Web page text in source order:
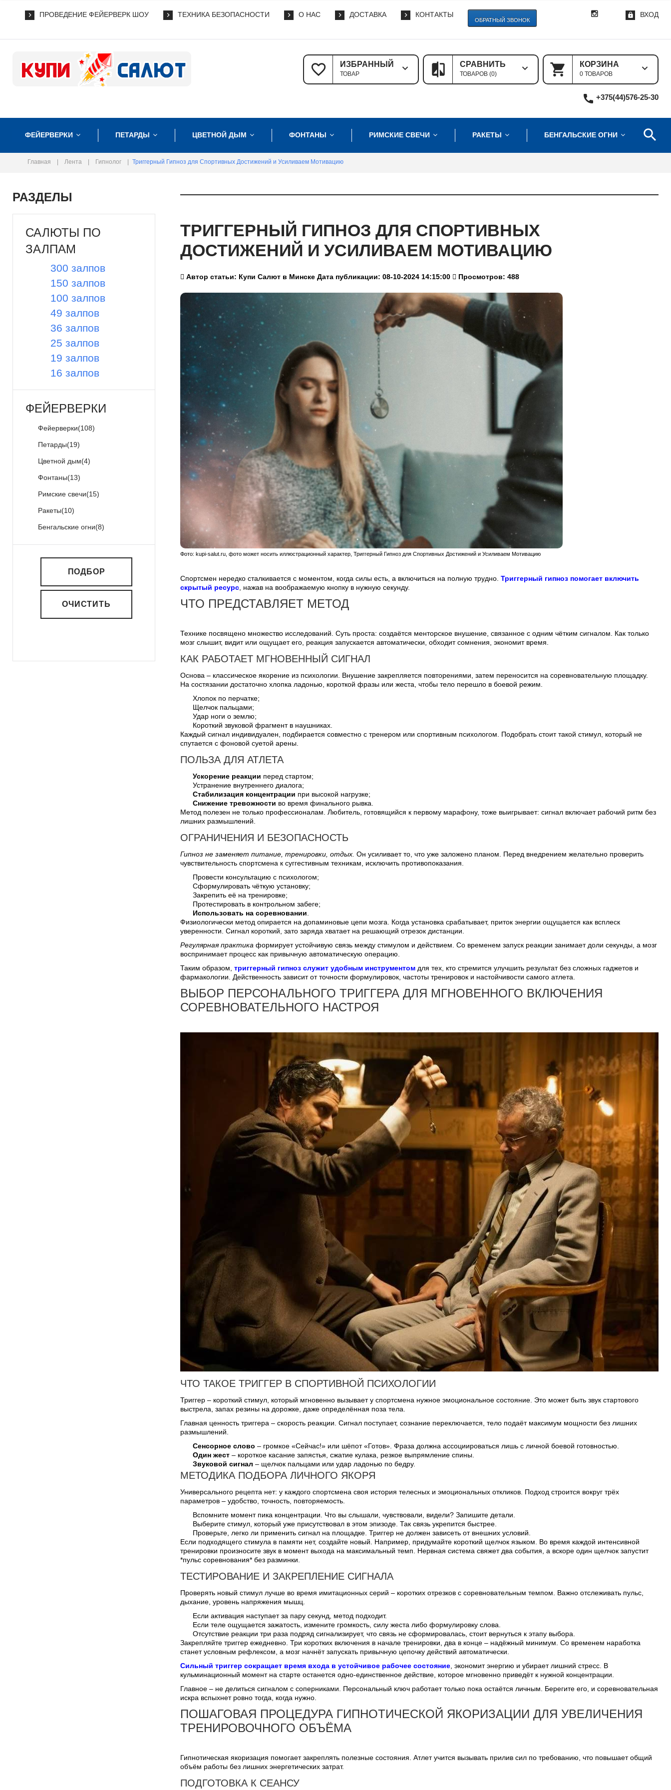
ПРОВЕДЕНИЕ ФЕЙЕРВЕРК ШОУ ТЕХНИКА БЕЗОПАСНОСТИ О НАС ДОСТАВКА КОНТАКТЫ ВХОД
ОБРАТНЫЙ ЗВОНОК
КОРЗИНА
0 ТОВАРОВ
СРАВНИТЬ
ТОВАРОВ (0)
ИЗБРАННЫЙ
ТОВАР
+375(44)576-25-30
ФЕЙЕРВЕРКИ ПЕТАРДЫ ЦВЕТНОЙ ДЫМ ФОНТАНЫ РИМСКИЕ СВЕЧИ РАКЕТЫ БЕНГАЛЬСКИЕ ОГНИ
Главная Лента Гипнолог Триггерный Гипноз для Спортивных Достижений и Усиливаем Мотивацию
ТРИГГЕРНЫЙ ГИПНОЗ ДЛЯ СПОРТИВНЫХ
ДОСТИЖЕНИЙ И УСИЛИВАЕМ МОТИВАЦИЮ
Автор статьи: Купи Салют в Минске Дата публикации: 08-10-2024 14:15:00 Просмотров: 488
Фото: kupi-salut.ru, фото может носить иллюстрационный характер, Триггерный Гипноз для Спортивных Достижений и Усиливаем Мотивацию
Спортсмен нередко сталкивается с моментом, когда силы есть, а включиться на полную трудно. Триггерный гипноз помогает включить
скрытый ресурс , нажав на воображаемую кнопку в нужную секунду.
ЧТО ПРЕДСТАВЛЯЕТ МЕТОД
Технике посвящено множество исследований. Суть проста: создаётся менторское внушение, связанное с одним чётким сигналом. Как только
мозг слышит, видит или ощущает его, реакция запускается автоматически, обходит сомнения, экономит время.
КАК РАБОТАЕТ МГНОВЕННЫЙ СИГНАЛ
Основа – классическое якорение из психологии. Внушение закрепляется повторениями, затем переносится на соревновательную площадку.
На состязании достаточно хлопка ладонью, короткой фразы или жеста, чтобы тело перешло в боевой режим.
Хлопок по перчатке;
Щелчок пальцами;
Удар ноги о землю;
Короткий звуковой фрагмент в наушниках.
Каждый сигнал индивидуален, подбирается совместно с тренером или спортивным психологом. Подобрать стоит такой стимул, который не
спутается с фоновой суетой арены.
ПОЛЬЗА ДЛЯ АТЛЕТА
Ускорение реакции перед стартом;
Устранение внутреннего диалога;
Стабилизация концентрации при высокой нагрузке;
Снижение тревожности во время финального рывка.
Метод полезен не только профессионалам. Любитель, готовящийся к первому марафону, тоже выигрывает: сигнал включает рабочий ритм без
лишних размышлений.
ОГРАНИЧЕНИЯ И БЕЗОПАСНОСТЬ
Гипноз не заменяет питание, тренировки, отдых. Он усиливает то, что уже заложено планом. Перед внедрением желательно проверить
чувствительность спортсмена к суггестивным техникам, исключить противопоказания.
Провести консультацию с психологом;
Сформулировать чёткую установку;
Закрепить её на тренировке;
Протестировать в контрольном забеге;
Использовать на соревновании
Физиологически метод опирается на допаминовые цепи мозга. Когда установка срабатывает, приток энергии ощущается как всплеск
уверенности. Сигнал короткий, зато заряда хватает на решающий отрезок дистанции.
Регулярная практика формирует устойчивую связь между стимулом и действием. Со временем запуск реакции занимает доли секунды, а мозг
воспринимает процесс как привычную автоматическую операцию.
Таким образом, триггерный гипноз служит удобным инструментом для тех, кто стремится улучшить результат без сложных гаджетов и
фармакологии. Действенность зависит от точности формулировок, частоты тренировок и настойчивости самого атлета.
ВЫБОР ПЕРСОНАЛЬНОГО ТРИГГЕРА ДЛЯ МГНОВЕННОГО ВКЛЮЧЕНИЯ
СОРЕВНОВАТЕЛЬНОГО НАСТРОЯ
ЧТО ТАКОЕ ТРИГГЕР В СПОРТИВНОЙ ПСИХОЛОГИИ
Триггер – короткий стимул, который мгновенно вызывает у спортсмена нужное эмоциональное состояние. Это может быть звук стартового
выстрела, запах резины на дорожке, даже определённая поза тела.
Главная ценность триггера – скорость реакции. Сигнал поступает, сознание переключается, тело подаёт максимум мощности без лишних
размышлений.
Сенсорное слово – громкое «Сейчас!» или шёпот «Готов». Фраза должна ассоциироваться лишь с личной боевой готовностью.
Один жест – короткое касание запястья, сжатие кулака, резкое выпрямление спины.
Звуковой сигнал – щелчок пальцами или удар ладонью по бедру.
МЕТОДИКА ПОДБОРА ЛИЧНОГО ЯКОРЯ
Универсального рецепта нет: у каждого спортсмена своя история телесных и эмоциональных откликов. Подход строится вокруг трёх
параметров – удобство, точность, повторяемость.
Вспомните момент пика концентрации. Что вы слышали, чувствовали, видели? Запишите детали.
Выберите стимул, который уже присутствовал в этом эпизоде. Так связь укрепится быстрее.
Проверьте, легко ли применить сигнал на площадке. Триггер не должен зависеть от внешних условий.
Если подходящего стимула в памяти нет, создайте новый. Например, придумайте короткий щелчок языком. Во время каждой интенсивной
тренировки произносите звук в момент выхода на максимальный темп. Нервная система свяжет два события, а вскоре один щелчок запустит
*пульс соревнования* без разминки.
ТЕСТИРОВАНИЕ И ЗАКРЕПЛЕНИЕ СИГНАЛА
Проверять новый стимул лучше во время имитационных серий – коротких отрезков с соревновательным темпом. Важно отслеживать пульс,
дыхание, уровень напряжения мышц.
Если активация наступает за пару секунд, метод подходит.
Если теле ощущается зажатость, измените громкость, силу жеста либо формулировку слова.
Отсутствие реакции три раза подряд сигнализирует, что связь не сформировалась, стоит вернуться к этапу выбора.
Закрепляйте триггер ежедневно. Три коротких включения в начале тренировки, два в конце – надёжный минимум. Со временем наработка
станет условным рефлексом, а мозг начнёт запускать привычную цепочку действий автоматически.
Сильный триггер сокращает время входа в устойчивое рабочее состояние , экономит энергию и убирает лишний стресс. В
кульминационный момент на старте останется одно-единственное действие, которое мгновенно приведёт к нужной концентрации.
Главное – не делиться сигналом с соперниками. Персональный ключ работает только пока остаётся личным. Берегите его, и соревновательная
искра вспыхнет ровно тогда, когда нужно.
ПОШАГОВАЯ ПРОЦЕДУРА ГИПНОТИЧЕСКОЙ ЯКОРИЗАЦИИ ДЛЯ УВЕЛИЧЕНИЯ
ТРЕНИРОВОЧНОГО ОБЪЁМА
Гипнотическая якоризация помогает закреплять полезные состояния. Атлет учится вызывать прилив сил по требованию, что повышает общий
объём работы без лишних энергетических затрат.
ПОДГОТОВКА К СЕАНСУ
РАЗДЕЛЫ
САЛЮТЫ ПО
ЗАЛПАМ
300 залпов
150 залпов
100 залпов
49 залпов
36 залпов
25 залпов
19 залпов
16 залпов
ФЕЙЕРВЕРКИ
Фейерверки(108)
Петарды(19)
Цветной дым(4)
Фонтаны(13)
Римские свечи(15)
Ракеты(10)
Бенгальские огни(8)
ПОДБОР
ОЧИСТИТЬ